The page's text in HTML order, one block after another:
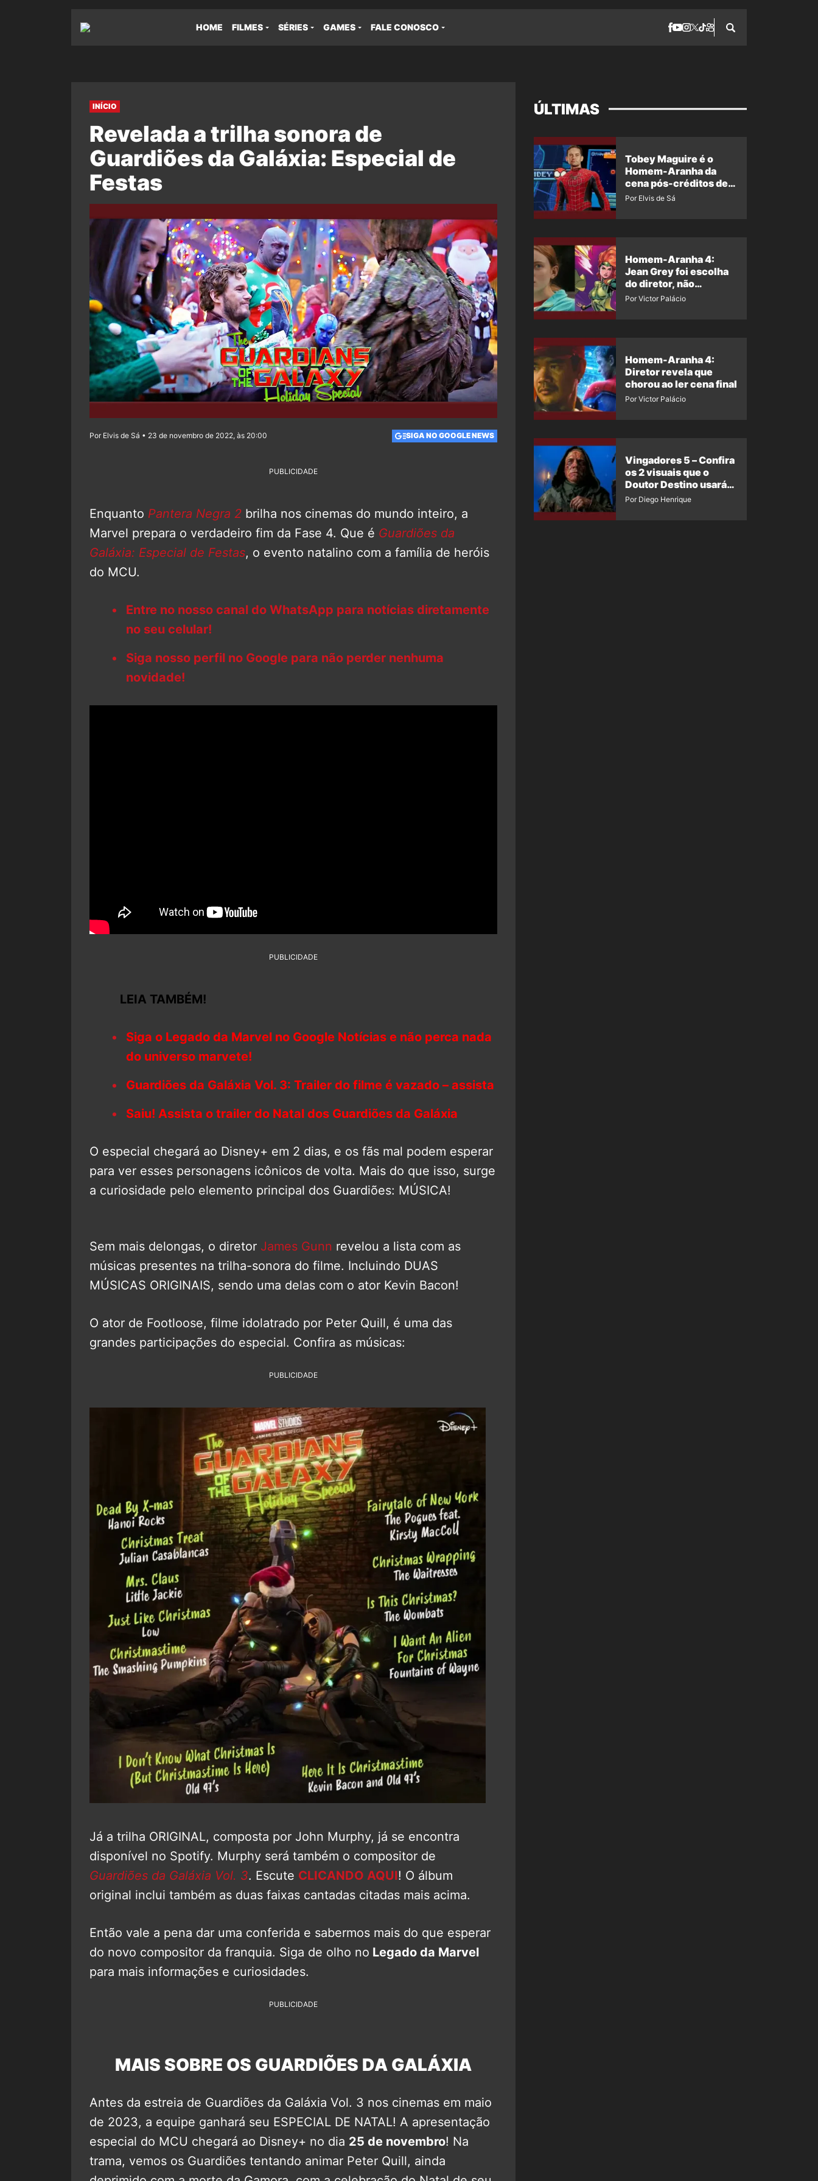
HOME FILMES SÉRIES GAMES FALE CONOSCO
INÍCIO
Revelada a trilha sonora de
Guardiões da Galáxia: Especial de
Festas
Por Elvis de Sá • 23 de novembro de 2022, às 20:00 SIGA NO GOOGLE NEWS
PUBLICIDADE
Enquanto Pantera Negra 2 brilha nos cinemas do mundo inteiro, a
Marvel prepara o verdadeiro fim da Fase 4. Que é Guardiões da
Galáxia: Especial de Festas, o evento natalino com a família de heróis
do MCU.
Entre no nosso canal do WhatsApp para notícias diretamente
no seu celular!
Siga nosso perfil no Google para não perder nenhuma
novidade!
PUBLICIDADE
LEIA TAMBÉM!
Siga o Legado da Marvel no Google Notícias e não perca nada
do universo marvete!
Guardiões da Galáxia Vol. 3: Trailer do filme é vazado – assista
Saiu! Assista o trailer do Natal dos Guardiões da Galáxia
O especial chegará ao Disney+ em 2 dias, e os fãs mal podem esperar
para ver esses personagens icônicos de volta. Mais do que isso, surge
a curiosidade pelo elemento principal dos Guardiões: MÚSICA!
Sem mais delongas, o diretor James Gunn revelou a lista com as
músicas presentes na trilha-sonora do filme. Incluindo DUAS
MÚSICAS ORIGINAIS, sendo uma delas com o ator Kevin Bacon!
O ator de Footloose, filme idolatrado por Peter Quill, é uma das
grandes participações do especial. Confira as músicas:
PUBLICIDADE
Já a trilha ORIGINAL, composta por John Murphy, já se encontra
disponível no Spotify. Murphy será também o compositor de
Guardiões da Galáxia Vol. 3. Escute CLICANDO AQUI! O álbum
original inclui também as duas faixas cantadas citadas mais acima.
Então vale a pena dar uma conferida e sabermos mais do que esperar
do novo compositor da franquia. Siga de olho no Legado da Marvel
para mais informações e curiosidades.
PUBLICIDADE
MAIS SOBRE OS GUARDIÕES DA GALÁXIA
Antes da estreia de Guardiões da Galáxia Vol. 3 nos cinemas em maio
de 2023, a equipe ganhará seu ESPECIAL DE NATAL! A apresentação
especial do MCU chegará ao Disney+ no dia 25 de novembro! Na
trama, vemos os Guardiões tentando animar Peter Quill, ainda
ÚLTIMAS
Tobey Maguire é o
Homem-Aranha da
cena pós-créditos de
Um Novo Dia?
Por Elvis de Sá
Homem-Aranha 4:
Jean Grey foi escolha
do diretor, não
imposição da Marvel
Por Victor Palácio
Homem-Aranha 4:
Diretor revela que
chorou ao ler cena final
Por Victor Palácio
Vingadores 5 – Confira
os 2 visuais que o
Doutor Destino usará
no filme
Por Diego Henrique